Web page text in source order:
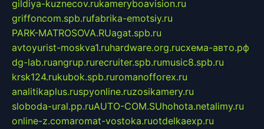
gildiya-kuznecov.rukameryboavision.ru
griffoncom.spb.rufabrika-emotsiy.ru
PARK-MATROSOVA.RUagat.spb.ru
avtoyurist-moskva1.ruhardware.org.ruсхема-авто.рф
dg-lab.ruangrup.rurecruiter.spb.rumusic8.spb.ru
krsk124.rukubok.spb.ruromanofforex.ru
analitikaplus.ruspyonline.ruzosikamery.ru
sloboda-ural.pp.ruAUTO-COM.SUhohota.netalimy.ru
online-z.comaromat-vostoka.ruotdelkaexp.ru